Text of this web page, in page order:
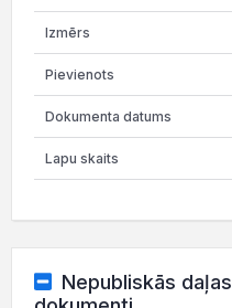
Nepubliskās daļas